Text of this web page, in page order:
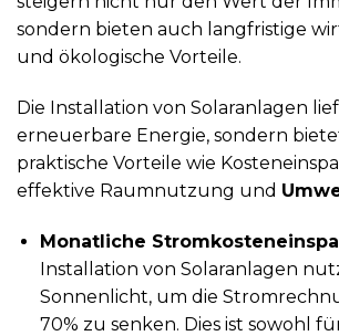
sondern bieten auch langfristige
und ökologische Vorteile.
Die Installation von Solaranlagen
erneuerbare Energie, sondern
praktische Vorteile wie
effektive Raumnutzung und
Monatliche
Installation von Solaranlagen
Sonnenlicht, um die
70% zu senken. Dies ist sowohl